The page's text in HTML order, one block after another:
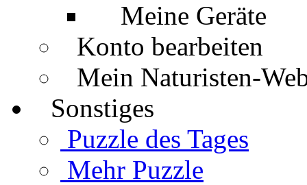
Meine Geräte
Konto bearbeiten
Mein Naturisten-
Sonstiges
Puzzle des Tages
Mehr Puzzle